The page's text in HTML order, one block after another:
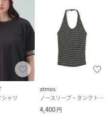
ャツ
atmos
ノースリーブ・タンクトップ
4,400円